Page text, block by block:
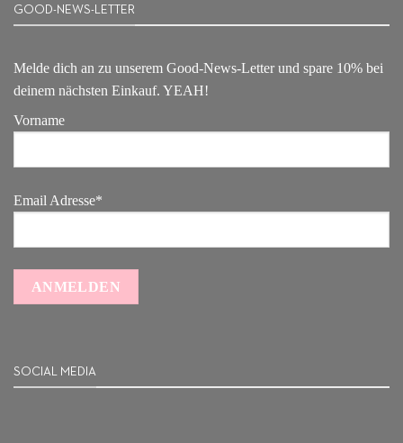
GOOD-NEWS-LETTER
Melde dich an zu unserem Good-News-Letter und spare 10% bei
deinem nächsten Einkauf. YEAH!
Vorname
Email Adresse*
SOCIAL MEDIA